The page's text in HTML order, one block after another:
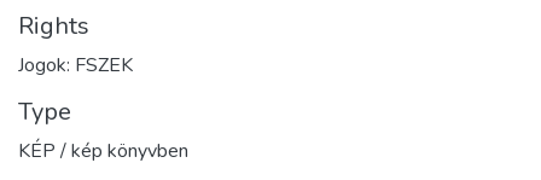
Rights
Jogok: FSZEK
Type
KÉP / kép könyvben